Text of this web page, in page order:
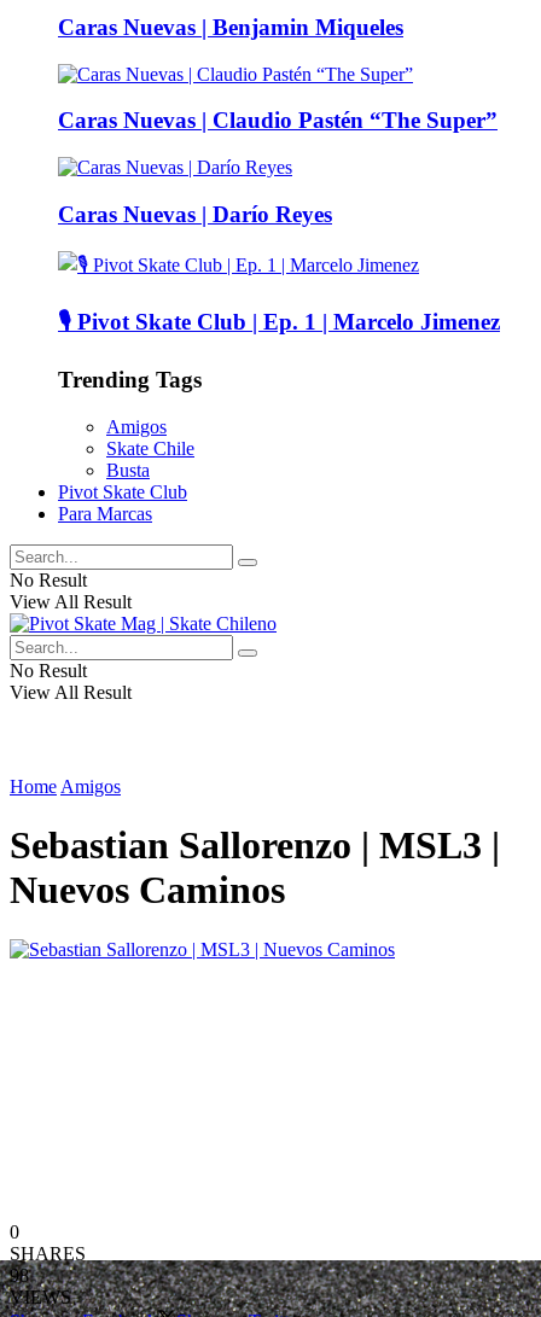
Caras Nuevas | Benjamin Miqueles
Caras Nuevas | Claudio Pastén “The Super”
Caras Nuevas | Darío Reyes
🎙️ Pivot Skate Club | Ep. 1 | Marcelo Jimenez
Trending Tags
Amigos
Skate Chile
Busta
Pivot Skate Club
Para Marcas
No Result
View All Result
No Result
View All Result
Home Amigos
Sebastian Sallorenzo | MSL3 |
Nuevos Caminos
0
SHARES
98
VIEWS